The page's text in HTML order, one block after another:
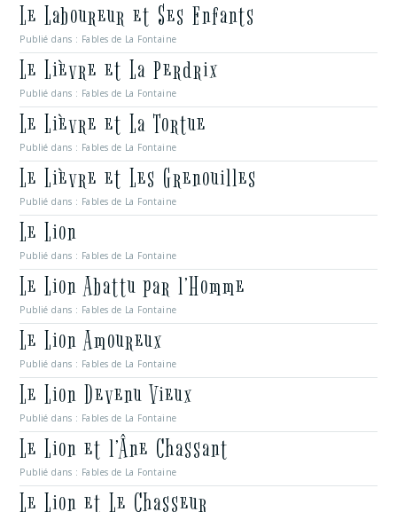
Le Laboureur et Ses Enfants
Publié dans : Fables de La Fontaine
Le Lièvre et La Perdrix
Publié dans : Fables de La Fontaine
Le Lièvre et La Tortue
Publié dans : Fables de La Fontaine
Le Lièvre et Les Grenouilles
Publié dans : Fables de La Fontaine
Le Lion
Publié dans : Fables de La Fontaine
Le Lion Abattu par l’Homme
Publié dans : Fables de La Fontaine
Le Lion Amoureux
Publié dans : Fables de La Fontaine
Le Lion Devenu Vieux
Publié dans : Fables de La Fontaine
Le Lion et l’Âne Chassant
Publié dans : Fables de La Fontaine
Le Lion et Le Chasseur